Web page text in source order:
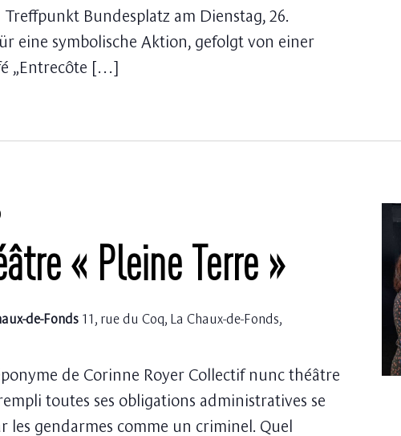
Bundesplatz am Dienstag, 26.
eine symbolische Aktion, gefolgt von einer
„Entrecôte […]
« Pleine Terre »
de-Fonds 11, rue du Coq, La Chaux-de-Fonds,
de Corinne Royer Collectif nunc théâtre
toutes ses obligations administratives se
les gendarmes comme un criminel. Quel